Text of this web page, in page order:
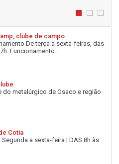
clube de campo
De terça a sexta-feiras, das
Funcionamento...
do metalúrgico de Osaco e região
Cotia
Segunda a sexta-feira | DAS 8h às